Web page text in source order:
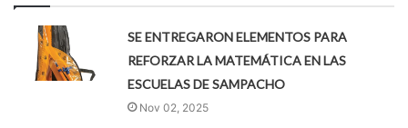
SE ENTREGARON ELEMENTOS PARA
REFORZAR LA MATEMÁTICA EN LAS
ESCUELAS DE SAMPACHO
Nov 02, 2025